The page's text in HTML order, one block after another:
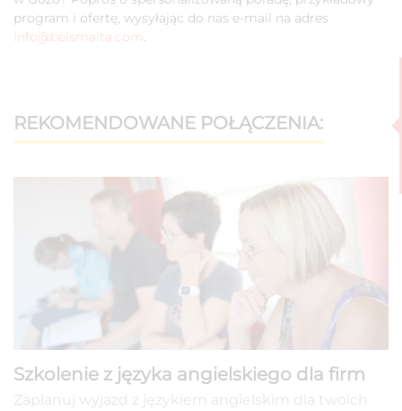
program i ofertę, wysyłając do nas e-mail na adres
info@belsmalta.com.
REKOMENDOWANE POŁĄCZENIA:
Szkolenie z języka angielskiego dla firm
Zaplanuj wyjazd z językiem angielskim dla twoich